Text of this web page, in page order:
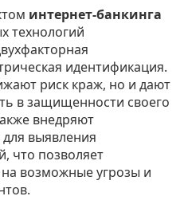
интернет-банкинга
технологий
идентификация.
риск краж, но и дают
в защищенности своего
внедряют
для выявления
что позволяет
возможные угрозы и